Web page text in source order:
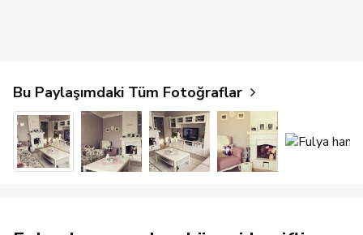
Bu Paylaşımdaki Tüm Fotoğraflar